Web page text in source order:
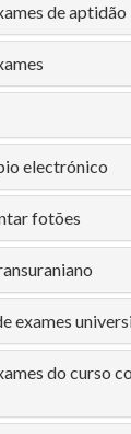
de aptidão
electrónico
fotões
exames
do curso